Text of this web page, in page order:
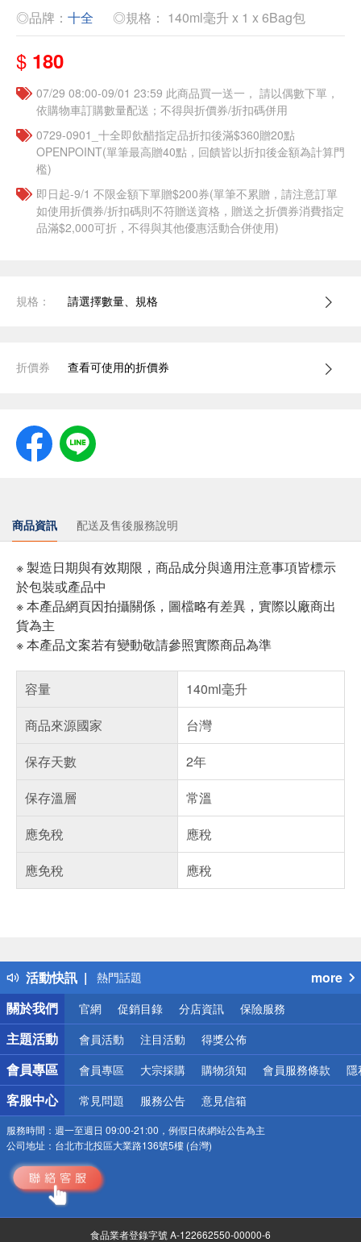
◎品牌： 十全 ◎規格： 140ml毫升 x 1 x 6Bag包
$ 180
07/29 08:00-09/01 23:59 此商品買一送一， 請以偶數下單，
依購物車訂購數量配送；不得與折價券/折扣碼併用
0729-0901_十全即飲醋指定品折扣後滿$360贈20點
OPENPOINT(單筆最高贈40點，回饋皆以折扣後金額為計算門
檻)
即日起-9/1 不限金額下單贈$200券(單筆不累贈，請注意訂單
如使用折價券/折扣碼則不符贈送資格，贈送之折價券消費指定
品滿$2,000可折，不得與其他優惠活動合併使用)
規格： 請選擇數量、規格
折價券 查看可使用的折價券
商品資訊 配送及售後服務說明
※ 製造日期與有效期限，商品成分與適用注意事項皆標示
於包裝或產品中
※ 本產品網頁因拍攝關係，圖檔略有差異，實際以廠商出
貨為主
※ 本產品文案若有變動敬請參照實際商品為準
容量
140ml毫升
商品來源國家
台灣
保存天數
2年
保存溫層
常溫
應免稅
應稅
應免稅
應稅
活動快訊
得獎公告
熱門話題
銀行優惠
偏遠地區配送
詐騙網頁！請小心！
more
關於我們
官網 促銷目錄 分店資訊 保險服務
主題活動 會員活動 注目活動 得獎公佈
會員專區 會員專區 大宗採購 購物須知 會員服務條款 隱
客服中心 常見問題 服務公告 意見信箱
服務時間： 週一至週日 09:00-21:00，例假日依網站公告為主
公司地址： 台北市北投區大業路136號5樓 (台灣)
食品業者登錄字號 A-122662550-00000-6